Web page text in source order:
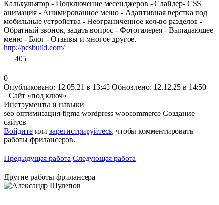
Калькульятор - Подключение месенджеров - Слайдер- CSS
анимация - Анимированное меню - Адаптивная верстка под
мобильные устройства - Неограниченное кол-во разделов -
Обратный звонок, задать вопрос - Фотогалерея - Выпадающее
меню - Блог - Отзывы и многое другое.
http://pcsbuild.com/
405
0
Опубликовано: 12.05.21 в 13:43 Обновлено: 12.12.25 в 14:50
Сайт «под ключ»
Инструменты и навыки
seo оптимизация figma wordpress woocommerce Создание
сайтов
Войдите или зарегистрируйтесь, чтобы комментировать
работы фрилансеров.
Предыдущая работа Следующая работа
Другие работы фрилансера